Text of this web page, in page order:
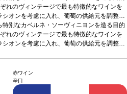
れのヴィンテージで最も特徴的なワインを
オンを考慮に入れ、葡萄の供給元を調整し
めるクリストファー・カーペ ンターの芸 術
要素を感じさせながらも１つの完成された
の丹念なブレンディングは高く評価され、2
秘めている。ブルーベリー、カシス、ダーク
、アジアンスパイス、石墨の核に牽引され
らしいヴィンテージを体現している。 ‒by
別なカベルネ・ソーヴィニヨンを造る目的
れのヴィンテージで最も特徴的なワインを
オンを考慮に入れ、葡萄の供給元を調整し
の丹念なブレンディングは高く評価され、2
オブ・ザ・イヤーに選出されました。
な天候、傑出した果実、14の畑の歴史な
赤ワイン
辛口